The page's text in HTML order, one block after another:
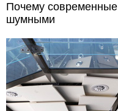
Почему
шумными